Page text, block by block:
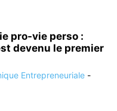
pro-vie perso :
devenu le premier
Entrepreneuriale -